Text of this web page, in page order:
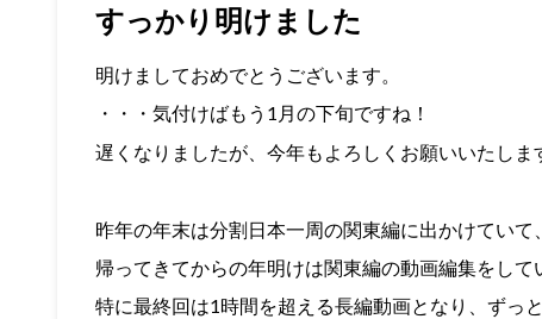
すっかり明けました
明けましておめでとうございます。
・・・気付けばもう1月の下旬ですね！
遅くなりましたが、今年もよろしくお願いいたしま
昨年の年末は分割日本一周の関東編に出かけていて、
帰ってきてからの年明けは関東編の動画編集をして
特に最終回は1時間を超える長編動画となり、ずっ